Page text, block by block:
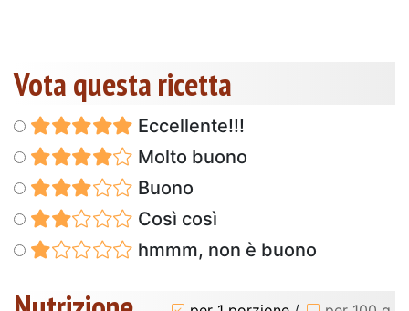
Vota questa ricetta
Eccellente!!!
Molto buono
Buono
Così così
hmmm, non è buono